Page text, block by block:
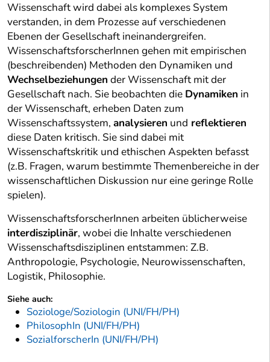
Wissenschaft wird dabei als komplexes System
verstanden, in dem Prozesse auf verschiedenen
Ebenen der Gesellschaft ineinandergreifen.
WissenschaftsforscherInnen gehen mit empirischen
(beschreibenden) Methoden den Dynamiken und
Wechselbeziehungen der Wissenschaft mit der
Gesellschaft nach. Sie beobachten die Dynamiken in
der Wissenschaft, erheben Daten zum
Wissenschaftssystem, analysieren und reflektieren
diese Daten kritisch. Sie sind dabei mit
Wissenschaftskritik und ethischen Aspekten befasst
(z.B. Fragen, warum bestimmte Themenbereiche in der
wissenschaftlichen Diskussion nur eine geringe Rolle
spielen).
WissenschaftsforscherInnen arbeiten üblicherweise
interdisziplinär, wobei die Inhalte verschiedenen
Wissenschaftsdisziplinen entstammen: Z.B.
Anthropologie, Psychologie, Neurowissenschaften,
Logistik, Philosophie.
Siehe auch:
Soziologe/Soziologin (UNI/FH/PH)
PhilosophIn (UNI/FH/PH)
SozialforscherIn (UNI/FH/PH)